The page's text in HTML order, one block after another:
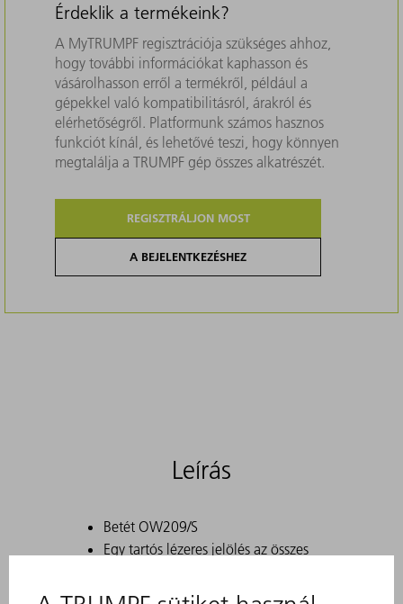
Érdeklik a termékeink?
A MyTRUMPF regisztrációja szükséges ahhoz,
hogy további információkat kaphasson és
vásárolhasson erről a termékről, például a
gépekkel való kompatibilitásról, árakról és
elérhetőségről. Platformunk számos hasznos
funkciót kínál, és lehetővé teszi, hogy könnyen
megtalálja a TRUMPF gép összes alkatrészét.
REGISZTRÁLJON MOST
A BEJELENTKEZÉSHEZ
Leírás
Betét OW209/S
Egy tartós lézeres jelölés az összes
szerszámról.